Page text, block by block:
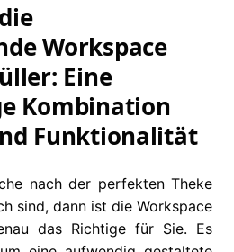
Workspace
Eine
Kombination
Funktionalität
nach der perfekten Theke
sind, dann ist die Workspace
das Richtige für Sie. Es